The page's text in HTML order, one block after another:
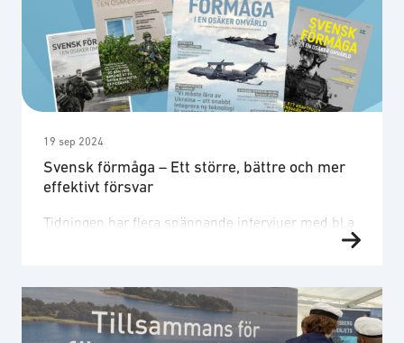
snabb beslutsförmåga” (36 %) i topp. Tekniskt
kunnande rankades betydligt lägre, vilket
understryker att förmågan att leda människor och
organisationer är den verkliga …
19 sep 2024
Svensk förmåga – Ett större, bättre och mer
effektivt försvar
Tidningen har flera spännande intervjuer med bl.a.
försvarsminister Pål Jonson om innovation; Micael
Jonny Lindfors om försvarets resa för att möta nya
hot; samt Joakim Paasikivi reflekterar över de
erfarenheter kriget i Ukraina ger oss. STÖRREFör